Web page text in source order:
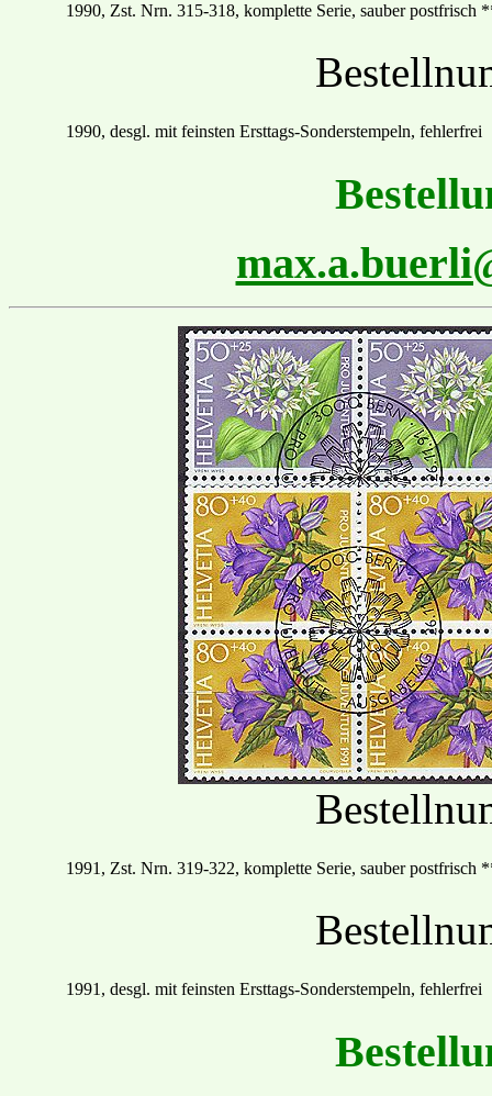
1990, Zst. Nrn. 315-318, komplette Serie, sauber postfrisch
1990, desgl. mit feinsten Ersttags-Sonderstempeln, fehlerfrei
1991 , Zst. Nrn. 319-322, komplette Serie, sauber postfrisch
1991, desgl. mit feinsten Ersttags-Sonderstempeln, fehlerfrei